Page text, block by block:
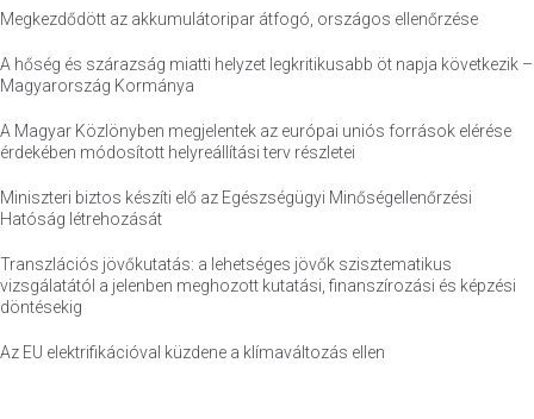
Megkezdődött az akkumulátoripar átfogó, országos ellenőrzése
A hőség és szárazság miatti helyzet legkritikusabb öt napja következik –
Magyarország Kormánya
A Magyar Közlönyben megjelentek az európai uniós források elérése
érdekében módosított helyreállítási terv részletei
Miniszteri biztos készíti elő az Egészségügyi Minőségellenőrzési
Hatóság létrehozását
Transzlációs jövőkutatás: a lehetséges jövők szisztematikus
vizsgálatától a jelenben meghozott kutatási, finanszírozási és képzési
döntésekig
Az EU elektrifikációval küzdene a klímaváltozás ellen